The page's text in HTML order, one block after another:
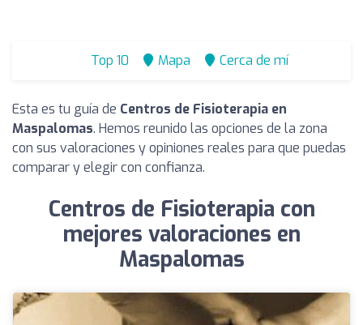
Top 10 Mapa Cerca de mí
Esta es tu guía de Centros de Fisioterapia en
Maspalomas. Hemos reunido las opciones de la zona
con sus valoraciones y opiniones reales para que puedas
comparar y elegir con confianza.
Centros de Fisioterapia con
mejores valoraciones en
Maspalomas